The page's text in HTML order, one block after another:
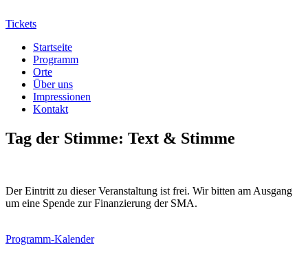
Tickets
Startseite
Programm
Orte
Über uns
Impressionen
Kontakt
Tag der Stimme: Text & Stimme
Der Eintritt zu dieser Veranstaltung ist frei. Wir bitten am Ausgang
um eine Spende zur Finanzierung der SMA.
Programm-Kalender